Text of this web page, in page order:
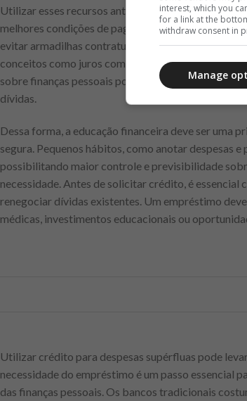
Utilizar esses recursos antes de contratar um
melhores condições de pagamento. Sempre que
evitar armadilhas contratuais. A educação
conceitos como juros compostos e planejamento
sobre finanças pessoais pode trazer benefícios a
dívidas.
Dessa forma, a educação financeira deve ser uma
segura. Pequenos hábitos, como anotar despesas
possibilitando maior controle e previsibilidade
necessidade. Antes de solicitar crédito, é
renegociar dívidas existentes. Um empréstimo
médicas, investimentos educacionais ou
Utilizar crédito para despesas supérfluas pode
necessidade do empréstimo é um passo essencial
das finanças pessoais. Os bancos tradicionais
interest, which you
for a link at the
withdraw consent in
Manage